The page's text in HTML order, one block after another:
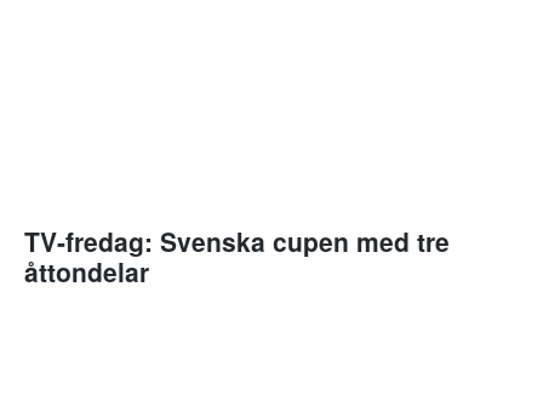
TV-fredag: Svenska cupen med tre
åttondelar